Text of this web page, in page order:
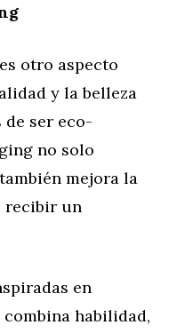
otro aspecto
y la belleza
de ser eco-
no solo
mejora la
recibir un
en
habilidad,